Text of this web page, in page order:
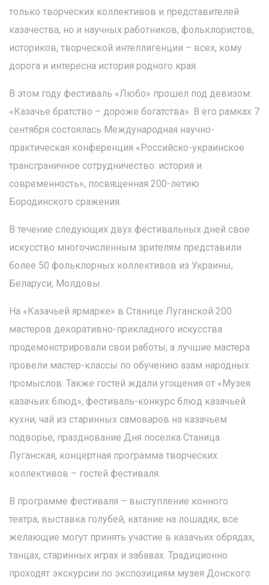
только творческих коллективов и представителей
казачества, но и научных работников, фольклористов,
историков, творческой интеллигенции – всех, кому
дорога и интересна история родного края.
В этом году фестиваль «Любо» прошел под девизом:
«Казачье братство – дороже богатства». В его рамках 7
сентября состоялась Международная научно-
практическая конференция «Российско-украинское
трансграничное сотрудничество: история и
современность», посвященная 200-летию
Бородинского сражения.
В течение следующих двух фестивальных дней свое
искусство многочисленным зрителям представили
более 50 фольклорных коллективов из Украины,
Беларуси, Молдовы.
На «Казачьей ярмарке» в Станице Луганской 200
мастеров декоративно-прикладного искусства
продемонстрировали свои работы, а лучшие мастера
провели мастер-классы по обучению азам народных
промыслов. Также гостей ждали угощения от «Музея
казачьих блюд», фестиваль-конкурс блюд казачьей
кухни, чай из старинных самоваров на казачьем
подворье, празднование Дня поселка Станица
Луганская, концертная программа творческих
коллективов – гостей фестиваля.
В программе фестиваля – выступление конного
театра, выставка голубей, катание на лошадях, все
желающие могут принять участие в казачьих обрядах,
танцах, старинных играх и забавах. Традиционно
проходят экскурсии по экспозициям музея Донского